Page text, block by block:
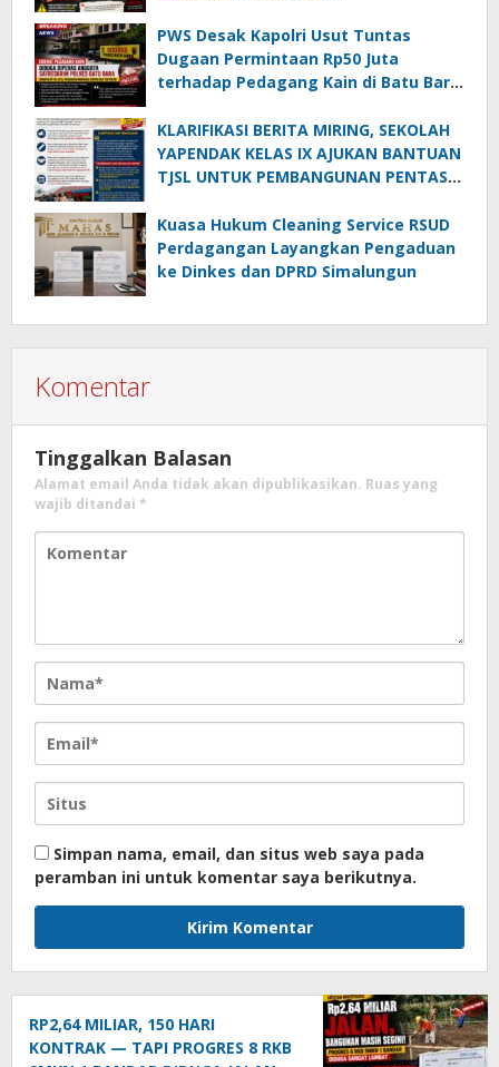
PWS Desak Kapolri Usut Tuntas
Dugaan Permintaan Rp50 Juta
terhadap Pedagang Kain di Batu Bara:
PTDH
KLARIFIKASI BERITA MIRING, SEKOLAH
YAPENDAK KELAS IX AJUKAN BANTUAN
TJSL UNTUK PEMBANGUNAN PENTAS
Kuasa Hukum Cleaning Service RSUD
Perdagangan Layangkan Pengaduan
ke Dinkes dan DPRD Simalungun
Komentar
Tinggalkan Balasan
Alamat email Anda tidak akan dipublikasikan. Ruas yang
wajib ditandai *
Simpan nama, email, dan situs web saya pada
peramban ini untuk komentar saya berikutnya.
RP2,64 MILIAR, 150 HARI
KONTRAK — TAPI PROGRES 8 RKB